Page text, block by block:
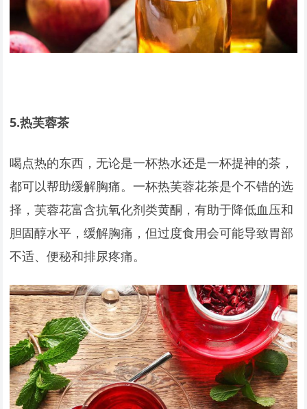
5.热芙蓉茶
喝点热的东西，无论是一杯热水还是一杯提神的茶，
都可以帮助缓解胸痛。一杯热芙蓉花茶是个不错的选
择，芙蓉花富含抗氧化剂类黄酮，有助于降低血压和
胆固醇水平，缓解胸痛，但过度食用会可能导致胃部
不适、便秘和排尿疼痛。